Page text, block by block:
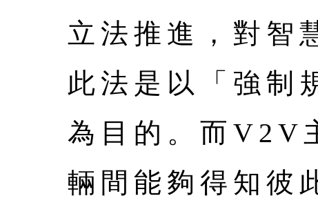
立法推進，對智
此法是以「強制
為目的。而V2V
輛間能夠得知彼